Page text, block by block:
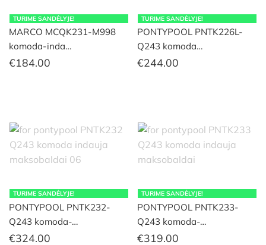
TURIME SANDĖLYJE!
MARCO MCQK231-M998
komoda-inda…
€184.00
TURIME SANDĖLYJE!
PONTYPOOL PNTK226L-
Q243 komoda…
€244.00
TURIME SANDĖLYJE!
PONTYPOOL PNTK232-
Q243 komoda-…
€324.00
TURIME SANDĖLYJE!
PONTYPOOL PNTK233-
Q243 komoda-…
€319.00